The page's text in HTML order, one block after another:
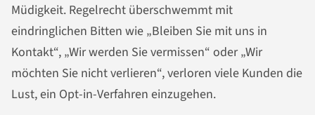
Müdigkeit. Regelrecht überschwemmt mit
eindringlichen Bitten wie „Bleiben Sie mit uns in
Kontakt“, „Wir werden Sie vermissen“ oder „Wir
möchten Sie nicht verlieren“, verloren viele Kunden die
Lust, ein Opt-in-Verfahren einzugehen.